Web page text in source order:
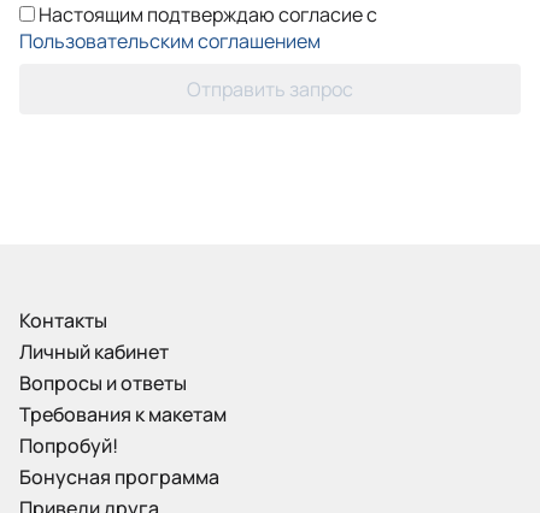
Настоящим подтверждаю согласие с
Пользовательским соглашением
Отправить запрос
Контакты
Личный кабинет
Вопросы и ответы
Требования к макетам
Попробуй!
Бонусная программа